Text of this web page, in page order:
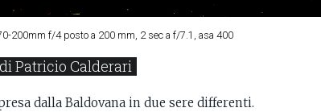
200mm f/4 posto a 200 mm, 2 sec a f/7.1, asa 400
Patricio Calderari
dalla Baldovana in due sere differenti.